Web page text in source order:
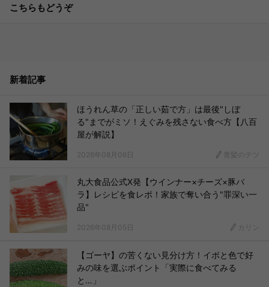
こちらもどうぞ
新着記事
ほうれん草の「正しい茹で方」は最後"しぼ
る"までがミソ！えぐみを残さない食べ方【八百
屋が解説】
2026年08月06日 青髪のテツ
丸大食品公式X発【ウインナー×チーズ×豚バ
ラ】レシピを食レポ！家族で奪い合う"罪深い一
品"
2026年08月05日 カリン
【ゴーヤ】の苦くない見分け方！イボと色で好
みの味を選ぶポイント「実際に食べてみる
と…」